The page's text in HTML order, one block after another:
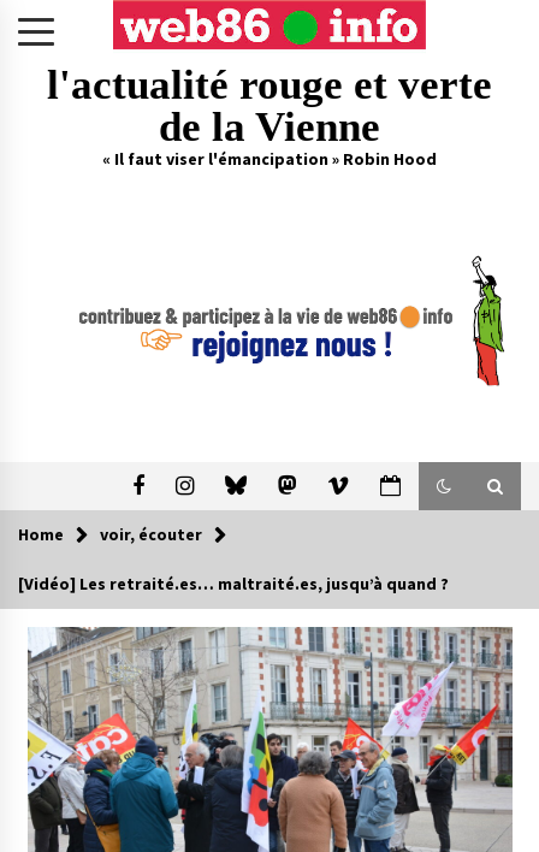
l'actualité rouge et verte
de la Vienne
« Il faut viser l'émancipation » Robin Hood
Home voir, écouter
[Vidéo] Les retraité.es… maltraité.es, jusqu’à quand ?